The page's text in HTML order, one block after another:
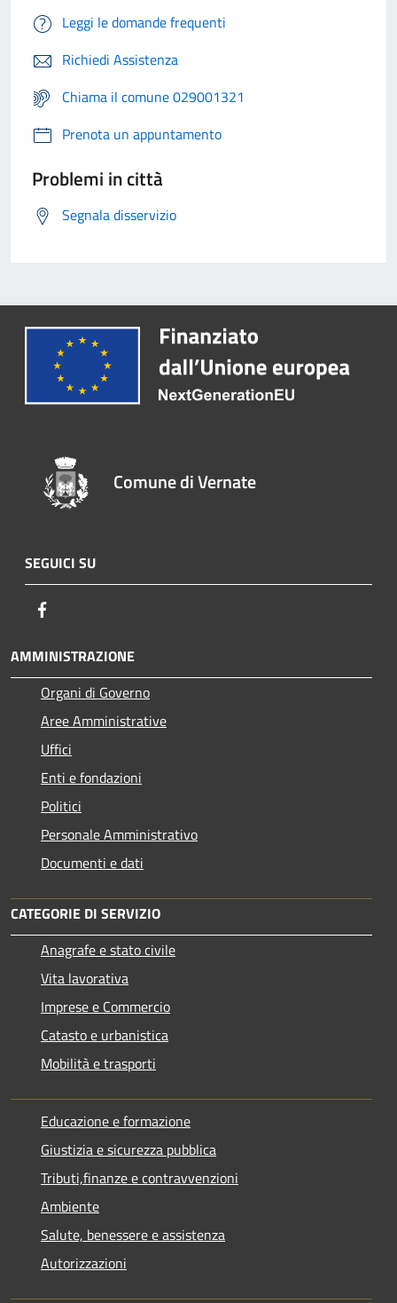
Leggi le domande frequenti
Richiedi Assistenza
Chiama il comune 029001321
Prenota un appuntamento
Problemi in città
Segnala disservizio
Comune di Vernate
SEGUICI SU
AMMINISTRAZIONE
Organi di Governo
Aree Amministrative
Uffici
Enti e fondazioni
Politici
Personale Amministrativo
Documenti e dati
CATEGORIE DI SERVIZIO
Anagrafe e stato civile
Vita lavorativa
Imprese e Commercio
Catasto e urbanistica
Mobilità e trasporti
Educazione e formazione
Giustizia e sicurezza pubblica
Tributi,finanze e contravvenzioni
Ambiente
Salute, benessere e assistenza
Autorizzazioni